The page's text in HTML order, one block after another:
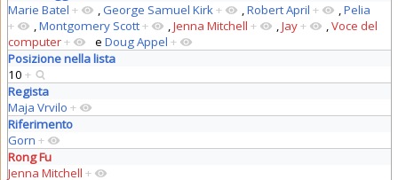
Marie Batel + ,George Samuel Kirk+ ,Robert April + ,Pelia
+
,Montgomery Scott+ ,Jenna Mitchell + ,Jay+ ,Voce del
computer+ e Doug Appel +
Posizione nella lista
10 +
Regista
Maja Vrvilo +
Riferimento
Gorn +
Rong Fu
Jenna Mitchell +